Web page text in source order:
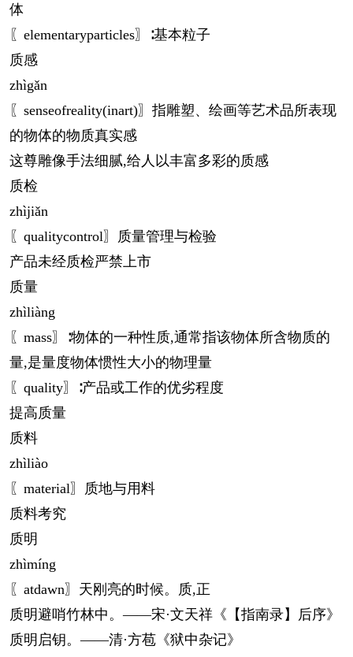
体
〖elementaryparticles〗∶基本粒子
质感
zhìgǎn
〖senseofreality(inart)〗指雕塑、绘画等艺术品所表现
的物体的物质真实感
这尊雕像手法细腻,给人以丰富多彩的质感
质检
zhìjiǎn
〖qualitycontrol〗质量管理与检验
产品未经质检严禁上市
质量
zhìliàng
〖mass〗∶物体的一种性质,通常指该物体所含物质的
量,是量度物体惯性大小的物理量
〖quality〗∶产品或工作的优劣程度
提高质量
质料
zhìliào
〖material〗质地与用料
质料考究
质明
zhìmíng
〖atdawn〗天刚亮的时候。质,正
质明避哨竹林中。——宋·文天祥《【指南录】后序》
质明启钥。——清·方苞《狱中杂记》